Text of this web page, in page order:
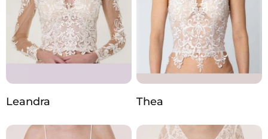
Leandra Thea